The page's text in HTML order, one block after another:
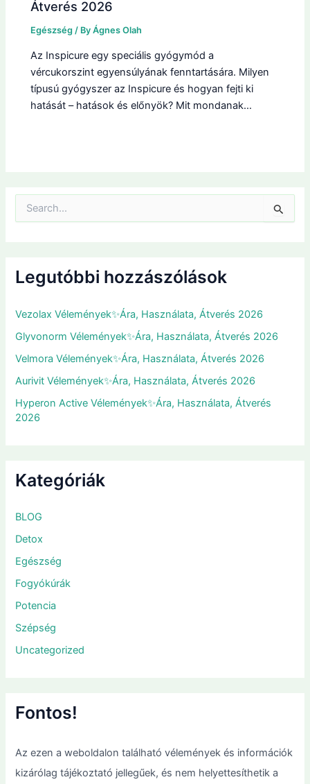
Átverés 2026
Egészség / ByÁgnes Olah
Az Inspicure egy speciális gyógymód a
vércukorszint egyensúlyának fenntartására. Milyen
típusú gyógyszer az Inspicure és hogyan fejti ki
hatását – hatások és előnyök? Mit mondanak…
h
f
r
Legutóbbi hozzászólások
Vezolax Vélemények✨Ára, Használata, Átverés 2026
Glyvonorm Vélemények✨Ára, Használata, Átverés 2026
Velmora Vélemények✨Ára, Használata, Átverés 2026
Aurivit Vélemények✨Ára, Használata, Átverés 2026
Hyperon Active Vélemények✨Ára, Használata, Átverés
2026
Kategóriák
BLOG
Detox
Egészség
Fogyókúrák
Potencia
Szépség
Uncategorized
Fontos!
Az ezen a weboldalon található vélemények és információk
kizárólag tájékoztató jellegűek, és nem helyettesíthetik a